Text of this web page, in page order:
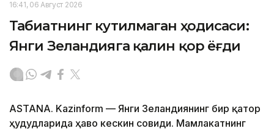
16:41, 06 Август 2026
Табиатнинг кутилмаган ҳодисаси:
Янги Зеландияга қалин қор ёғди
ASTANA. Kazinform — Янги Зеландиянинг бир қатор
ҳудудларида ҳаво кескин совиди. Мамлакатнинг